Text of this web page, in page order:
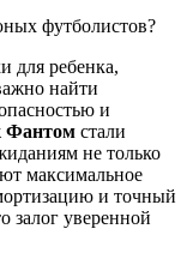
футболистов?
для ребенка,
найти
и
Фантом стали
не только
максимальное
и точный
залог уверенной